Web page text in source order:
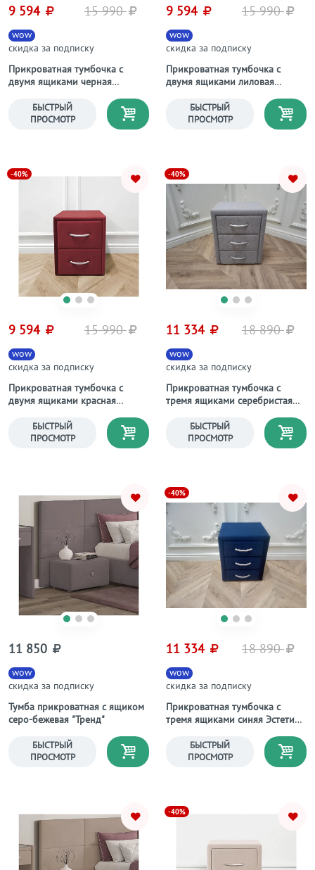
Прикроватная тумбочка с
двумя ящиками черная
wow
скидка за подписку
9 594 15 990
БЫСТРЫЙ
ПРОСМОТР
Прикроватная тумбочка с
двумя ящиками лиловая
wow
скидка за подписку
9 594 15 990
БЫСТРЫЙ
ПРОСМОТР
-40%
Прикроватная тумбочка с
двумя ящиками красная
wow
скидка за подписку
9 594 15 990
БЫСТРЫЙ
ПРОСМОТР
-40%
Прикроватная тумбочка с
тремя ящиками серебристая
wow
скидка за подписку
11 334 18 890
БЫСТРЫЙ
ПРОСМОТР
Тумба прикроватная с ящиком
серо-бежевая "Тренд"
wow
скидка за подписку
11 850
БЫСТРЫЙ
ПРОСМОТР
-40%
Прикроватная тумбочка с
тремя ящиками синяя Эстетика
wow
скидка за подписку
11 334 18 890
БЫСТРЫЙ
ПРОСМОТР
-40%